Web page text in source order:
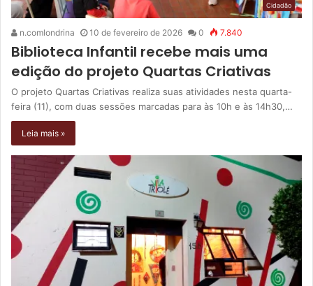
Cidadão
n.comlondrina 10 de fevereiro de 2026 0 7.840
Biblioteca Infantil recebe mais uma
edição do projeto Quartas Criativas
O projeto Quartas Criativas realiza suas atividades nesta quarta-
feira (11), com duas sessões marcadas para às 10h e às 14h30,…
Leia mais »